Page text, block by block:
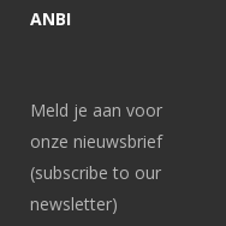
ANBI
Meld je aan voor
onze nieuwsbrief
(subscribe to our
newsletter)